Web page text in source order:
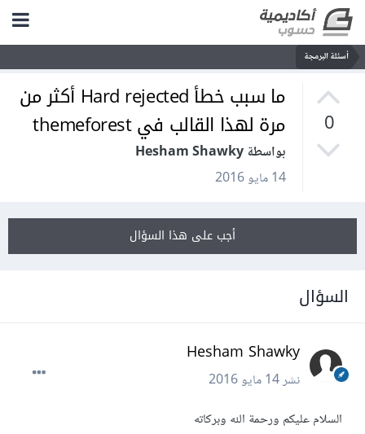
أسئلة البرمجة
0
ما سبب خطأ Hard rejected أكثر من
مرة لهذا القالب في themeforest
بواسطة Hesham Shawky
14 مايو 2016
أجب على هذا السؤال
السؤال
Hesham Shawky
نشر14 مايو 2016
السلام عليكم ورحمة الله وبركاته